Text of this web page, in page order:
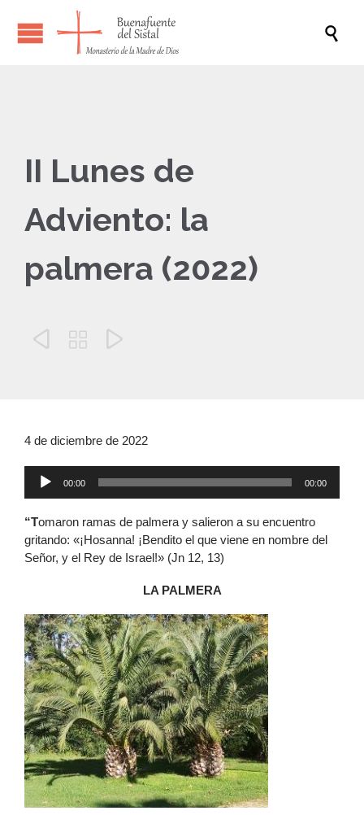

II Lunes de
Adviento: la
palmera (2022)
  
4 de diciembre de 2022
00:00 00:00
“Tomaron ramas de palmera y salieron a su encuentro
gritando: «¡Hosanna! ¡Bendito el que viene en nombre del
Señor, y el Rey de Israel!» (Jn 12, 13)
LA PALMERA